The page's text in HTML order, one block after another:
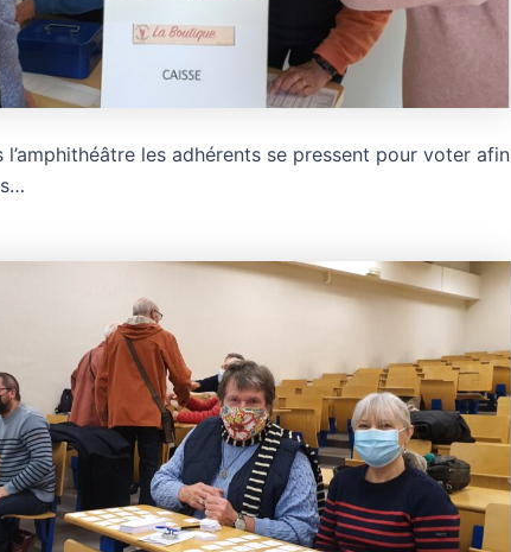
les adhérents se pressent pour voter afin